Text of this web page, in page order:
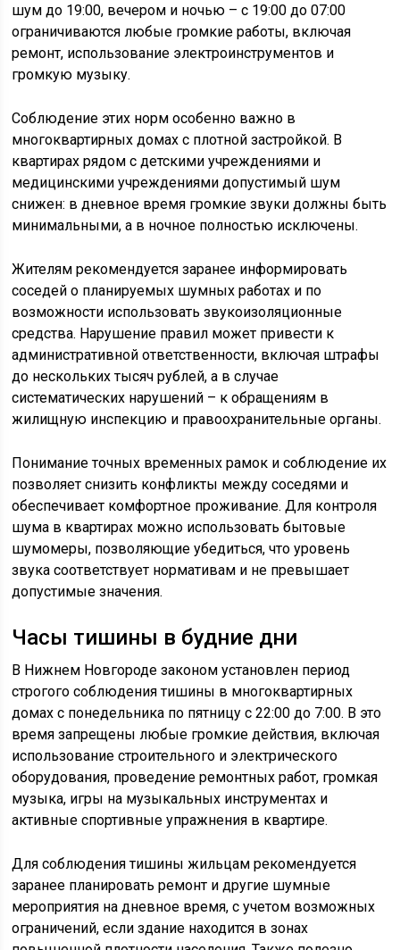
шум до 19:00, вечером и ночью – с 19:00 до 07:00
ограничиваются любые громкие работы, включая
ремонт, использование электроинструментов и
громкую музыку.
Соблюдение этих норм особенно важно в
многоквартирных домах с плотной застройкой. В
квартирах рядом с детскими учреждениями и
медицинскими учреждениями допустимый шум
снижен: в дневное время громкие звуки должны быть
минимальными, а в ночное полностью исключены.
Жителям рекомендуется заранее информировать
соседей о планируемых шумных работах и по
возможности использовать звукоизоляционные
средства. Нарушение правил может привести к
административной ответственности, включая штрафы
до нескольких тысяч рублей, а в случае
систематических нарушений – к обращениям в
жилищную инспекцию и правоохранительные органы.
Понимание точных временных рамок и соблюдение их
позволяет снизить конфликты между соседями и
обеспечивает комфортное проживание. Для контроля
шума в квартирах можно использовать бытовые
шумомеры, позволяющие убедиться, что уровень
звука соответствует нормативам и не превышает
допустимые значения.
Часы тишины в будние дни
В Нижнем Новгороде законом установлен период
строгого соблюдения тишины в многоквартирных
домах с понедельника по пятницу с 22:00 до 7:00. В это
время запрещены любые громкие действия, включая
использование строительного и электрического
оборудования, проведение ремонтных работ, громкая
музыка, игры на музыкальных инструментах и
активные спортивные упражнения в квартире.
Для соблюдения тишины жильцам рекомендуется
заранее планировать ремонт и другие шумные
мероприятия на дневное время, с учетом возможных
ограничений, если здание находится в зонах